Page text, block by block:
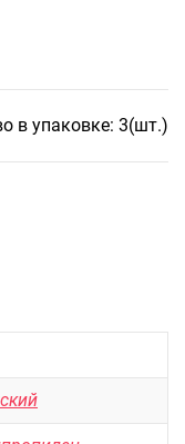
в упаковке: 3(шт.)